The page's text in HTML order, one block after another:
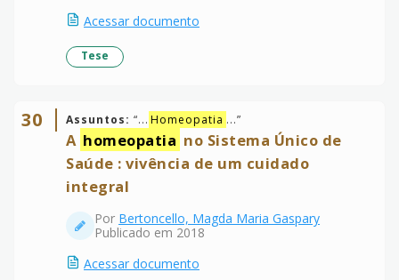
Acessar documento
Tese
30 Assuntos: “... Homeopatia ...”
A homeopatia no Sistema Único de
Saúde : vivência de um cuidado
integral
Por Bertoncello, Magda Maria Gaspary
Publicado em 2018
Acessar documento